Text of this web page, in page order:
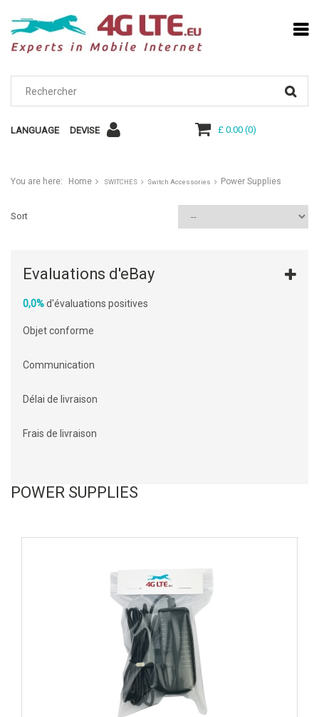
LANGUAGE DEVISE £ 0.00(0)
You are here: Home SWITCHES Switch Accessories Power Supplies
Sort
Evaluations d'eBay
0,0%d'évaluations positives
Objet conforme
Communication
Délai de livraison
Frais de livraison
POWER SUPPLIES